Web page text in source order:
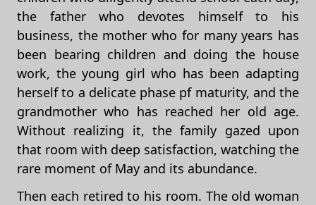
the father who devotes himself to his
business, the mother who for many years has
been bearing children and doing the house
work, the young girl who has been adapting
herself to a delicate phase pf maturity, and the
grandmother who has reached her old age.
Without realizing it, the family gazed upon
that room with deep satisfaction, watching the
rare moment of May and its abundance.
Then each retired to his room. The old woman